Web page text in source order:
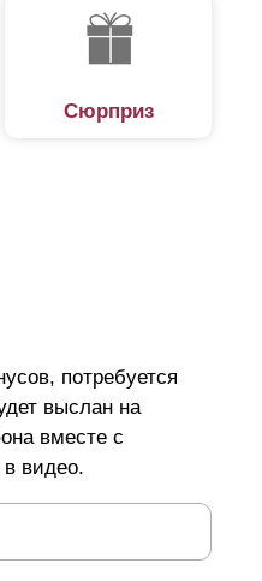
Сюрприз
потребуется
выслан на
вместе с
видео.